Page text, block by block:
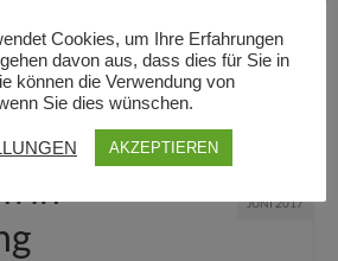
JUNI 2017
in
Cookies, um Ihre Erfahrungen
davon aus, dass dies für Sie in
können die Verwendung von
Sie dies wünschen.
AKZEPTIEREN